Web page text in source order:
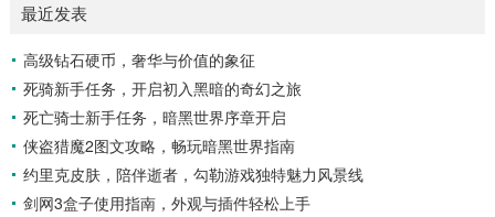
滑球，击球手需要在极短的时间内，准确判断球的速度、方向
和落点，然后调整自己的击球动作，这不仅要求击球手具备出
色的视力和反应能力,更需要大量的训练来培养对球...
最近发表
高级钻石硬币，奢华与价值的象征
死骑新手任务，开启初入黑暗的奇幻之旅
死亡骑士新手任务，暗黑世界序章开启
侠盗猎魔2图文攻略，畅玩暗黑世界指南
约里克皮肤，陪伴逝者，勾勒游戏独特魅力风景线
剑网3盒子使用指南，外观与插件轻松上手